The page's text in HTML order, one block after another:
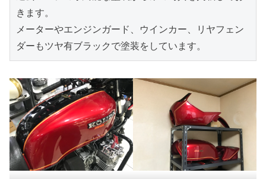
きます。
メーターやエンジンガード、ウインカー、リヤフェン
ダーもツヤ有ブラックで塗装をしています。